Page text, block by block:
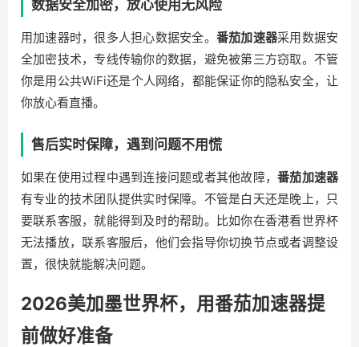
数据安全加密，放心使用无风险
用加速器时，很多人担心数据安全。 番茄加速器采用数据安
全加密技术，专线传输你的数据，避免被第三方窃取。不管
你是用公共WiFi还是个人网络，都能保证你的隐私安全，让
你放心看直播。
售后实时保障，遇到问题不用慌
如果在使用过程中遇到连接问题或者其他故障，番茄加速器
有专业的技术团队提供实时保障。不管是白天还是晚上，只
要联系客服，就能得到及时的帮助。比如你在香港看世界杯
无法播放，联系客服后，他们会指导你切换节点或者调整设
置，很快就能解决问题。
2026美加墨世界杯，用番茄加速器提
前做好准备